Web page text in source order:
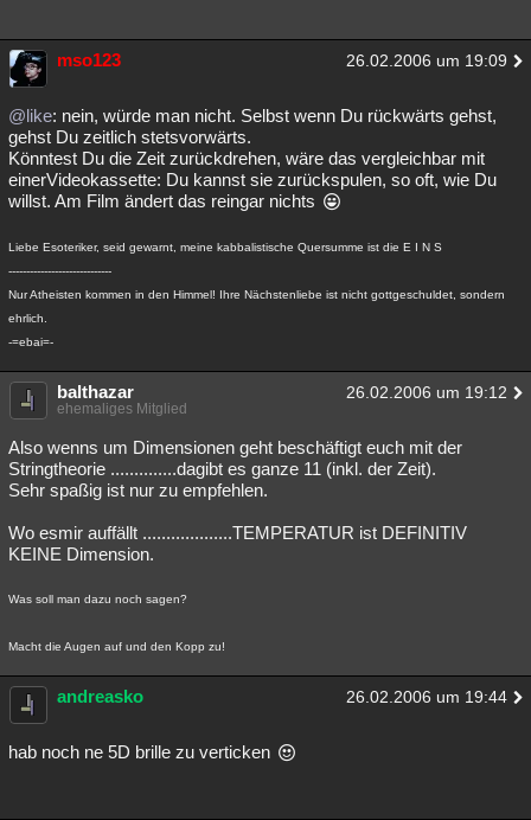
mso123 26.02.2006 um 19:09
@like: nein, würde man nicht. Selbst wenn Du rückwärts gehst,
gehst Du zeitlich stetsvorwärts.
Könntest Du die Zeit zurückdrehen, wäre das vergleichbar mit
einerVideokassette: Du kannst sie zurückspulen, so oft, wie Du
willst. Am Film ändert das reingar nichts
Liebe Esoteriker, seid gewarnt, meine kabbalistische Quersumme ist die E I N S
-----------------------------
Nur Atheisten kommen in den Himmel! Ihre Nächstenliebe ist nicht gottgeschuldet, sondern
ehrlich.
-=ebai=-
balthazar 26.02.2006 um 19:12
ehemaliges Mitglied
Also wenns um Dimensionen geht beschäftigt euch mit der
Stringtheorie ..............dagibt es ganze 11 (inkl. der Zeit).
Sehr spaßig ist nur zu empfehlen.
Wo esmir auffällt ...................TEMPERATUR ist DEFINITIV
KEINE Dimension.
Was soll man dazu noch sagen?
Macht die Augen auf und den Kopp zu!
andreasko 26.02.2006 um 19:44
hab noch ne 5D brille zu verticken